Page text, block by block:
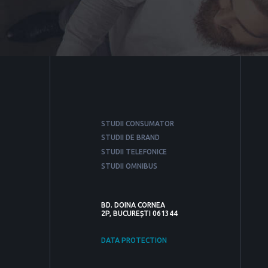
STUDII CONSUMATOR
STUDII DE BRAND
STUDII TELEFONICE
STUDII OMNIBUS
BD. DOINA CORNEA
2P, BUCUREȘTI 061344
DATA PROTECTION